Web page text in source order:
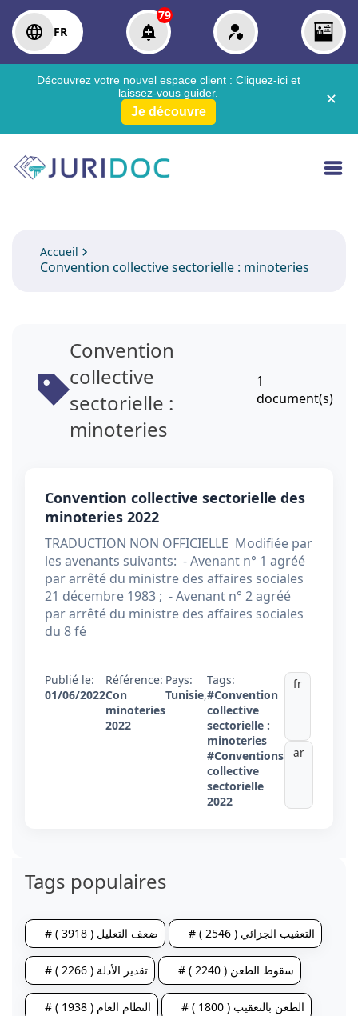
FR
79
Découvrez votre nouvel espace client : Cliquez-ici et
laissez-vous guider.
Je découvre
✕
Accueil
Convention collective sectorielle : minoteries
Convention
collective
sectorielle :
minoteries
1
document(s)
Convention collective sectorielle des
minoteries 2022
TRADUCTION NON OFFICIELLE Modifiée par
les avenants suivants: - Avenant n° 1 agréé
par arrêté du ministre des affaires sociales
21 décembre 1983 ; - Avenant n° 2 agréé
par arrêté du ministre des affaires sociales
du 8 fé
Publié le:
01/06/2022
Référence:
Con
minoteries
2022
Pays:
Tunisie,
Tags:
#Convention
collective
sectorielle :
minoteries
#Conventions
collective
sectorielle
2022
fr
ar
Tags populaires
# ضعف التعليل ( 3918 ) # التعقيب الجزائي ( 2546 )
# تقدير الأدلة ( 2266 ) # سقوط الطعن ( 2240 )
# النظام العام ( 1938 ) # الطعن بالتعقيب ( 1800 )